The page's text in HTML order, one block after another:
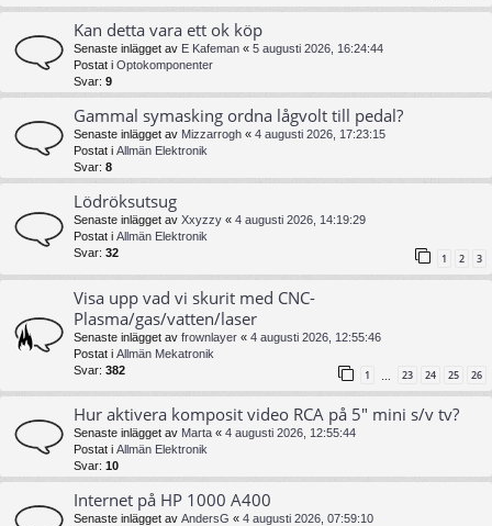
Kan detta vara ett ok köp
Senaste inlägget av E Kafeman « 5 augusti 2026, 16:24:44
Postat i Optokomponenter
Svar: 9
Gammal symasking ordna lågvolt till pedal?
Senaste inlägget av Mizzarrogh « 4 augusti 2026, 17:23:15
Postat i Allmän Elektronik
Svar: 8
Lödröksutsug
Senaste inlägget av Xxyzzy « 4 augusti 2026, 14:19:29
Postat i Allmän Elektronik
Svar: 32 1 2 3
Visa upp vad vi skurit med CNC-
Plasma/gas/vatten/laser
Senaste inlägget av frownlayer « 4 augusti 2026, 12:55:46
Postat i Allmän Mekatronik
Svar: 382 1 23 24 25 26
Hur aktivera komposit video RCA på 5" mini s/v tv?
Senaste inlägget av Marta « 4 augusti 2026, 12:55:44
Postat i Allmän Elektronik
Svar: 10
Internet på HP 1000 A400
Senaste inlägget av AndersG « 4 augusti 2026, 07:59:10